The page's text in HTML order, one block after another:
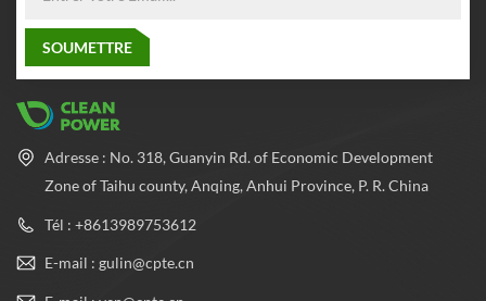
les performances de sécurité
Adresse : No. 318, Guanyin Rd. of Economic Development
Zone of Taihu county, Anqing, Anhui Province, P. R. China
Tél : +8613989753612
E-mail : gulin@cpte.cn